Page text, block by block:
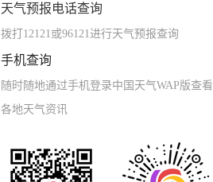
天气预报电话查询
拨打12121或96121进行天气预报查询
手机查询
随时随地通过手机登录中国天气WAP版查看
各地天气资讯